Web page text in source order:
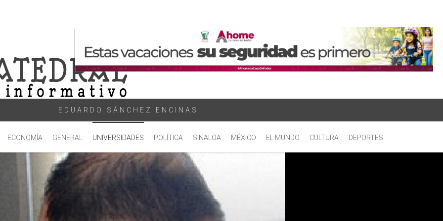
EDUARDO SÁNCHEZ ENCINAS
ECONOMÍA GENERAL UNIVERSIDADES POLÍTICA SINALOA MÉXICO EL MUNDO CULTURA DEPORTES